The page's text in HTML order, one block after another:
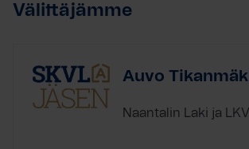
Välittäjämme
Auvo
Naantalin Laki ja